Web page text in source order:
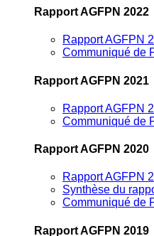
Rapport AGFPN 2022
Rapport AGFPN
Communiqué de
Rapport AGFPN 2021
Rapport AGFPN
Communiqué de
Rapport AGFPN 2020
Rapport AGFPN
Synthèse du
Communiqué de
Rapport AGFPN 2019